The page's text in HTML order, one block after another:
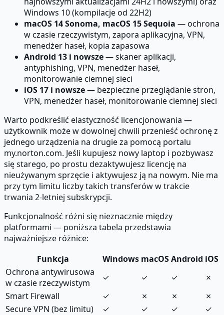
Windows 10 (kompilacje od 22H2)
macOS 14 Sonoma, macOS 15 Sequoia — ochrona
w czasie rzeczywistym, zapora aplikacyjna, VPN,
menedżer haseł, kopia zapasowa
Android 13 i nowsze— skaner aplikacji,
antyphishing, VPN, menedżer haseł,
monitorowanie ciemnej sieci
iOS 17 i nowsze— bezpieczne przeglądanie stron,
VPN, menedżer haseł, monitorowanie ciemnej sieci
Warto podkreślić elastyczność licencjonowania —
użytkownik może w dowolnej chwili przenieść ochronę z
jednego urządzenia na drugie za pomocą portalu
my.norton.com. Jeśli kupujesz nowy laptop i pozbywasz
się starego, po prostu dezaktywujesz licencję na
nieużywanym sprzęcie i aktywujesz ją na nowym. Nie ma
przy tym limitu liczby takich transferów w trakcie
trwania 2-letniej subskrypcji.
Funkcjonalność różni się nieznacznie między
platformami — poniższa tabela przedstawia
najważniejsze różnice:
Funkcja
Windows macOSAndroid iOS
Ochrona antywirusowa
w czasie rzeczywistym
✓ ✓ ✓
✗
Smart Firewall
✓ ✗ ✗
✗
Secure VPN (bez limitu)
✓ ✓ ✓
✓